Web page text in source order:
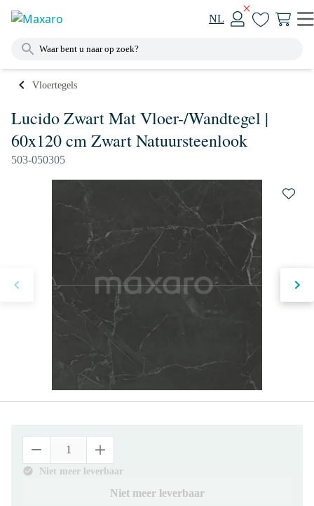
NL
Vloertegels
Lucido Zwart Mat Vloer-/Wandtegel |
60x120 cm Zwart Natuursteenlook
503-050305
Niet meer leverbaar
Niet meer leverbaar